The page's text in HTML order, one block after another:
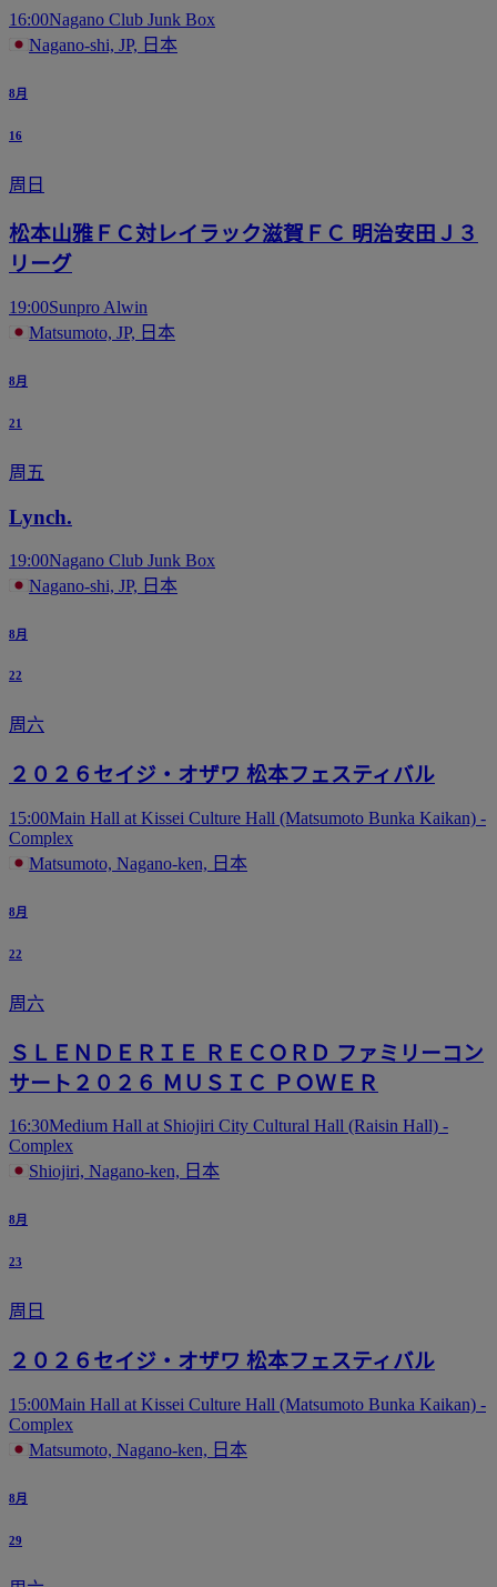
16:00Nagano Club Junk Box
Nagano-shi, JP, 日本
8月
16
周日
松本山雅ＦＣ対レイラック滋賀ＦＣ 明治安田Ｊ３
リーグ
19:00Sunpro Alwin
Matsumoto, JP, 日本
8月
21
周五
Lynch.
19:00Nagano Club Junk Box
Nagano-shi, JP, 日本
8月
22
周六
２０２６セイジ・オザワ 松本フェスティバル
15:00Main Hall at Kissei Culture Hall (Matsumoto Bunka Kaikan) -
Complex
Matsumoto, Nagano-ken, 日本
8月
22
周六
ＳＬＥＮＤＥＲＩＥ ＲＥＣＯＲＤ ファミリーコン
サート２０２６ ＭＵＳＩＣ ＰＯＷＥＲ
16:30Medium Hall at Shiojiri City Cultural Hall (Raisin Hall) -
Complex
Shiojiri, Nagano-ken, 日本
8月
23
周日
２０２６セイジ・オザワ 松本フェスティバル
15:00Main Hall at Kissei Culture Hall (Matsumoto Bunka Kaikan) -
Complex
Matsumoto, Nagano-ken, 日本
8月
29